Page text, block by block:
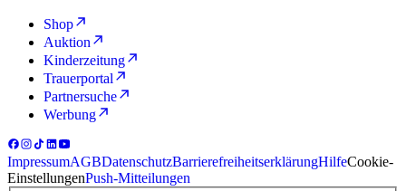
Shop
Auktion
Kinderzeitung
Trauerportal
Partnersuche
Werbung
ImpressumAGBDatenschutzBarrierefreiheitserklärungHilfeCookie-
EinstellungenPush-Mitteilungen